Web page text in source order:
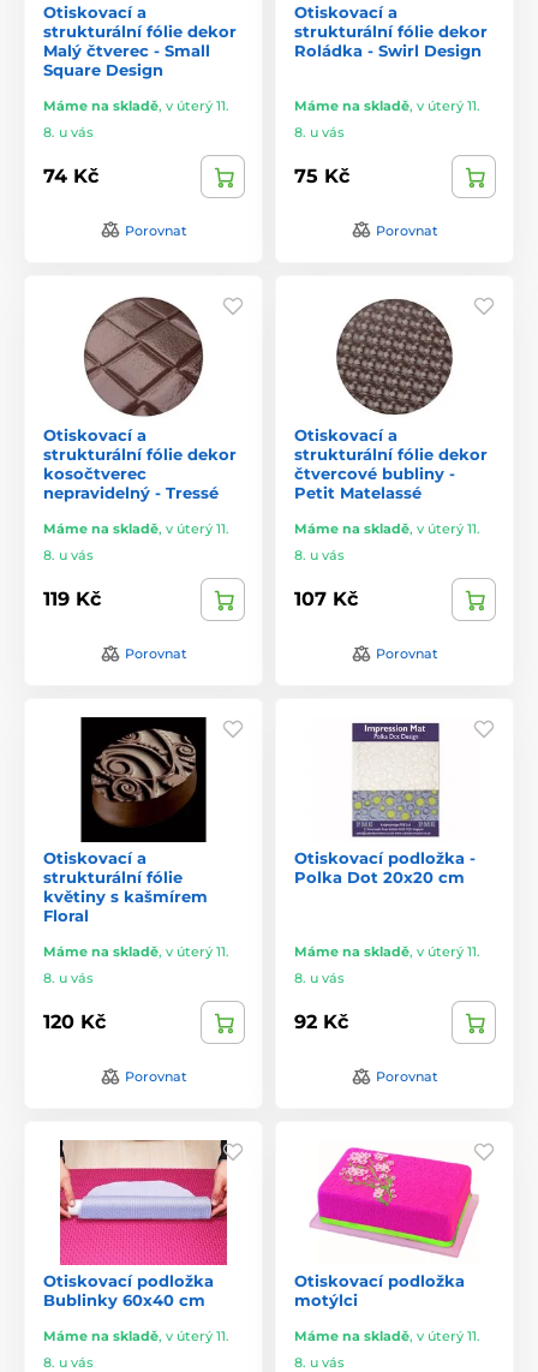
Otiskovací a
strukturální fólie dekor
Malý čtverec - Small
Square Design
Máme na skladě, v úterý 11.
8. u vás
74 Kč
Porovnat
Otiskovací a
strukturální fólie dekor
Roládka - Swirl Design
Máme na skladě, v úterý 11.
8. u vás
75 Kč
Porovnat
Otiskovací a
strukturální fólie dekor
kosočtverec
nepravidelný - Tressé
Máme na skladě, v úterý 11.
8. u vás
119 Kč
Porovnat
Otiskovací a
strukturální fólie dekor
čtvercové bubliny -
Petit Matelassé
Máme na skladě, v úterý 11.
8. u vás
107 Kč
Porovnat
Otiskovací a
strukturální fólie
květiny s kašmírem
Floral
Máme na skladě, v úterý 11.
8. u vás
120 Kč
Porovnat
Otiskovací podložka -
Polka Dot 20x20 cm
Máme na skladě, v úterý 11.
8. u vás
92 Kč
Porovnat
Otiskovací podložka
Bublinky 60x40 cm
Máme na skladě, v úterý 11.
8. u vás
Otiskovací podložka
motýlci
Máme na skladě, v úterý 11.
8. u vás